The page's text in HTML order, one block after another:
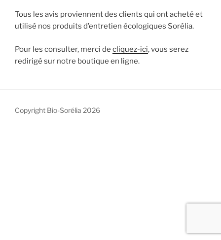
Tous les avis proviennent des clients qui ont acheté et
utilisé nos produits d’entretien écologiques Sorélia.
Pour les consulter, merci de cliquez-ici, vous serez
redirigé sur notre boutique en ligne.
Copyright Bio-Sorélia 2026